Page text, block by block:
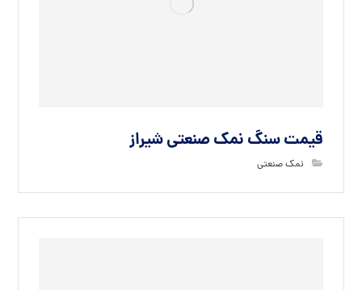
قیمت سنگ نمک صنعتی شیراز
نمک صنعتی